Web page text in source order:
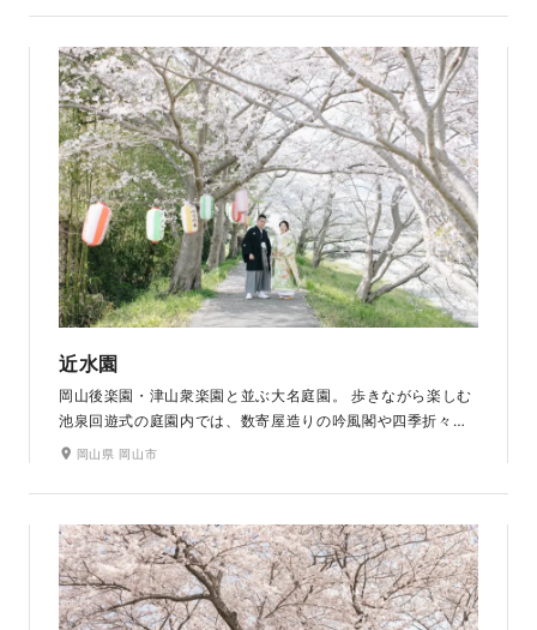
寺が位置する岡山市中区円山は、街中で美しい紅葉が見られ
る場所としても有名なエリア。四季折々の色合いが写真を彩
ります。
近水園
岡山後楽園・津山衆楽園と並ぶ大名庭園。 歩きながら楽しむ
池泉回遊式の庭園内では、数寄屋造りの吟風閣や四季折々に
色づく山々を見ることができ、とても美しい眺めを堪能でき
季節に訪れても自然の彩りが楽しめる撮影スポットです。
岡山県 岡山市